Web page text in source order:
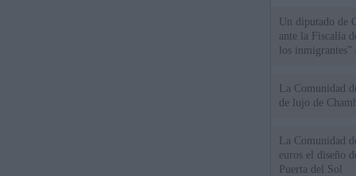
Un diputado de
ante la Fiscalía
los inmigrantes”
La Comunidad
de lujo de
La Comunidad
euros el diseño
Puerta del Sol